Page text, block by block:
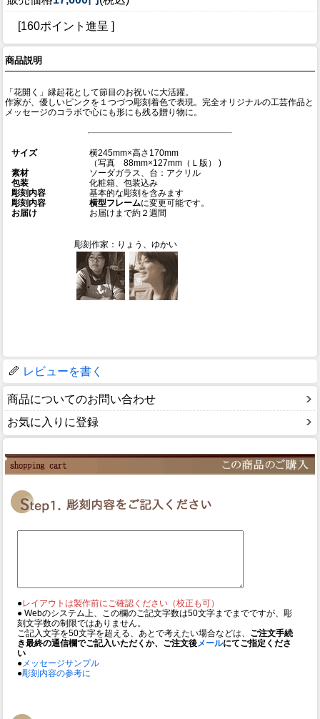
[160ポイント進呈 ]
商品説明
「花開く」縁起花として節目のお祝いに大活躍。
作家が、優しいピンクを１つづつ彫刻着色で表現。完全オリジナルの工芸作品と
メッセージのコラボで心にも形にも残る贈り物に。
サイズ
横245mm×高さ170mm
（写真 88mm×127mm（Ｌ版） )
素材
ソーダガラス、台：アクリル
包装
化粧箱、包装込み
彫刻内容
基本的な彫刻を含みます
彫刻内容
横型フレームに変更可能です。
お届け
お届けまで約２週間
彫刻作家：りょう、ゆかい
レビューを書く
商品についてのお問い合わせ
お気に入りに登録
●レイアウトは製作前にご確認ください（校正も可）
● Webのシステム上、この欄のご記文字数は50文字までまでですが、彫
刻文字数の制限ではありません。
ご記入文字を50文字を超える、あとで考えたい場合などは、 ご注文手続
き最終の通信欄でご記入いただくか、ご注文後 メールにてご指定くださ
い
● メッセージサンプル
●彫刻内容の参考に